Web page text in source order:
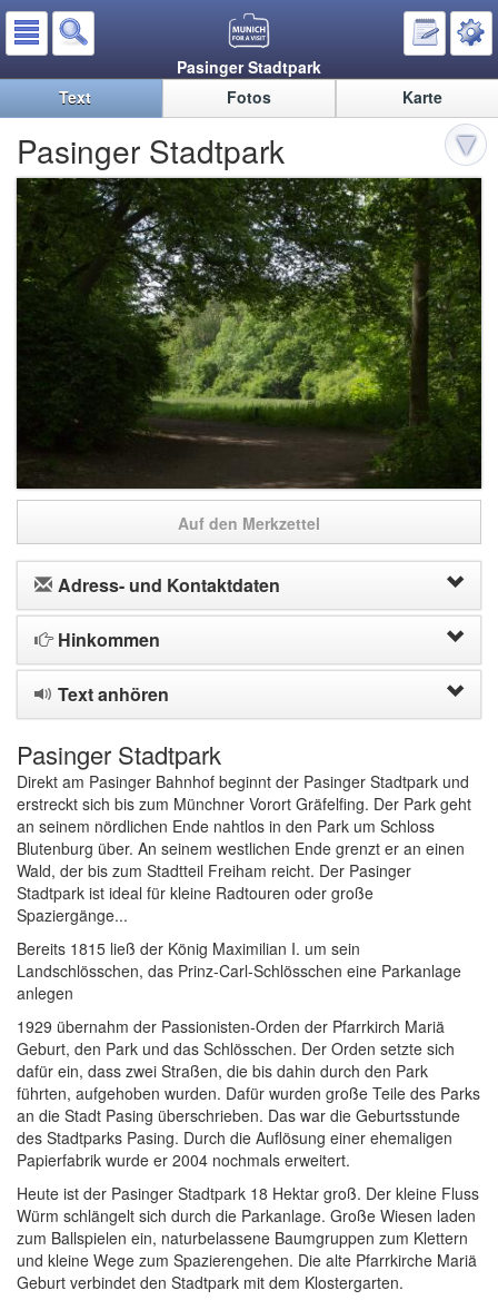
Pasinger Stadtpark
Text
Fotos Karte
Pasinger Stadtpark
Auf den Merkzettel
Adress- und Kontaktdaten
Hinkommen
Text anhören
Pasinger Stadtpark
Direkt am Pasinger Bahnhof beginnt der Pasinger Stadtpark und
erstreckt sich bis zum Münchner Vorort Gräfelfing. Der Park geht
an seinem nördlichen Ende nahtlos in den Park um Schloss
Blutenburg über. An seinem westlichen Ende grenzt er an einen
Wald, der bis zum Stadtteil Freiham reicht. Der Pasinger
Stadtpark ist ideal für kleine Radtouren oder große
Spaziergänge...
Bereits 1815 ließ der König Maximilian I. um sein
Landschlösschen, das Prinz-Carl-Schlösschen eine Parkanlage
anlegen
1929 übernahm der Passionisten-Orden der Pfarrkirch Mariä
Geburt, den Park und das Schlösschen. Der Orden setzte sich
dafür ein, dass zwei Straßen, die bis dahin durch den Park
führten, aufgehoben wurden. Dafür wurden große Teile des Parks
an die Stadt Pasing überschrieben. Das war die Geburtsstunde
des Stadtparks Pasing. Durch die Auflösung einer ehemaligen
Papierfabrik wurde er 2004 nochmals erweitert.
Heute ist der Pasinger Stadtpark 18 Hektar groß. Der kleine Fluss
Würm schlängelt sich durch die Parkanlage. Große Wiesen laden
zum Ballspielen ein, naturbelassene Baumgruppen zum Klettern
und kleine Wege zum Spazierengehen. Die alte Pfarrkirche Mariä
Geburt verbindet den Stadtpark mit dem Klostergarten.